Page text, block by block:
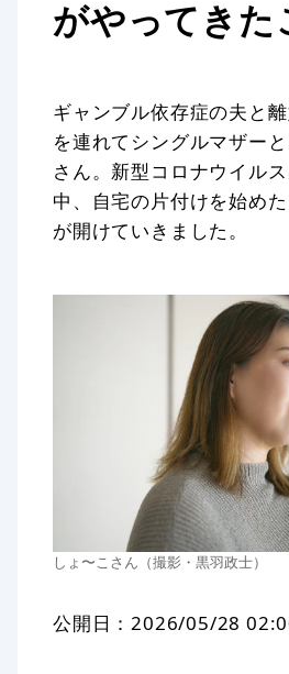
がやってきた
ギャンブル依存症の夫と
を連れてシングルマザー
さん。新型コロナウイル
中、自宅の片付けを始め
が開けていきました。
しょ〜こさん（撮影・黒羽政士）
公開日：2026/05/28